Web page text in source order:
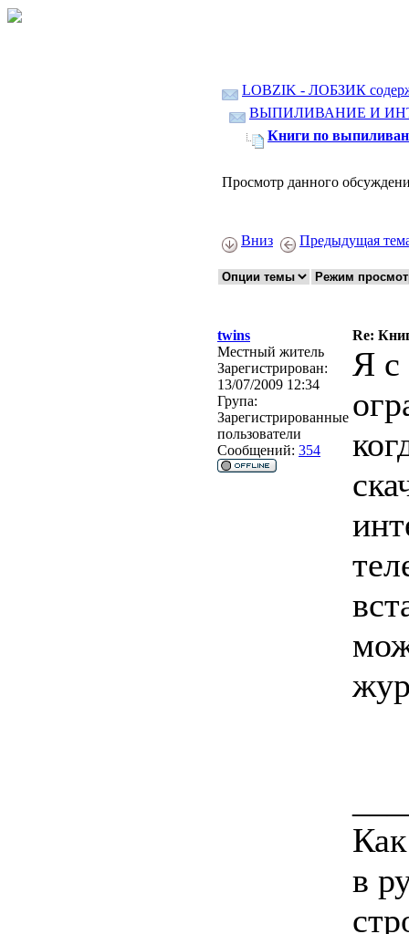
LOBZIK - ЛОБЗИК
ВЫПИЛИВАНИЕ И
Книги по
Просмотр данного
Вниз Предыдущая
twins
Re:
Местный житель
Зарегистрирован:
13/07/2009 12:34
Група:
Зарегистрированные
пользователи
Сообщений: 354
Я с
в